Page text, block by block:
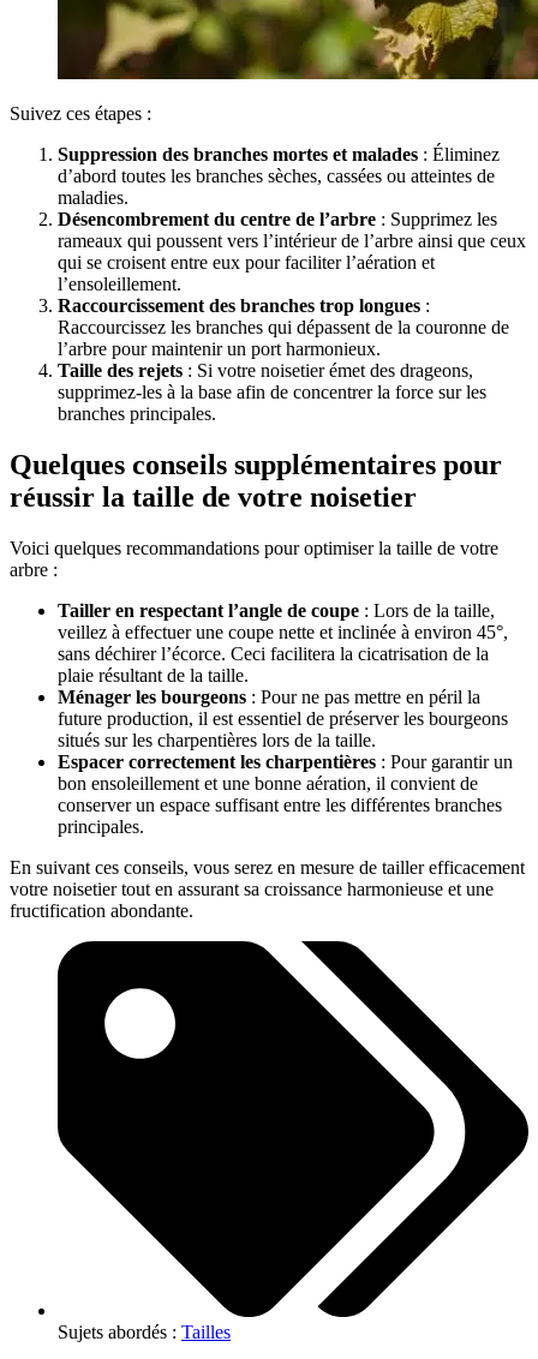
Suivez ces étapes :
Suppression des branches mortes et malades : Éliminez
d’abord toutes les branches sèches, cassées ou atteintes de
maladies.
Désencombrement du centre de l’arbre : Supprimez les
rameaux qui poussent vers l’intérieur de l’arbre ainsi que ceux
qui se croisent entre eux pour faciliter l’aération et
l’ensoleillement.
Raccourcissement des branches trop longues :
Raccourcissez les branches qui dépassent de la couronne de
l’arbre pour maintenir un port harmonieux.
Taille des rejets : Si votre noisetier émet des drageons,
supprimez-les à la base afin de concentrer la force sur les
branches principales.
Quelques conseils supplémentaires pour
réussir la taille de votre noisetier
Voici quelques recommandations pour optimiser la taille de votre
arbre :
Tailler en respectant l’angle de coupe : Lors de la taille,
veillez à effectuer une coupe nette et inclinée à environ 45°,
sans déchirer l’écorce. Ceci facilitera la cicatrisation de la
plaie résultant de la taille.
Ménager les bourgeons : Pour ne pas mettre en péril la
future production, il est essentiel de préserver les bourgeons
situés sur les charpentières lors de la taille.
Espacer correctement les charpentières : Pour garantir un
bon ensoleillement et une bonne aération, il convient de
conserver un espace suffisant entre les différentes branches
principales.
En suivant ces conseils, vous serez en mesure de tailler efficacement
votre noisetier tout en assurant sa croissance harmonieuse et une
fructification abondante.
Sujets abordés : Tailles